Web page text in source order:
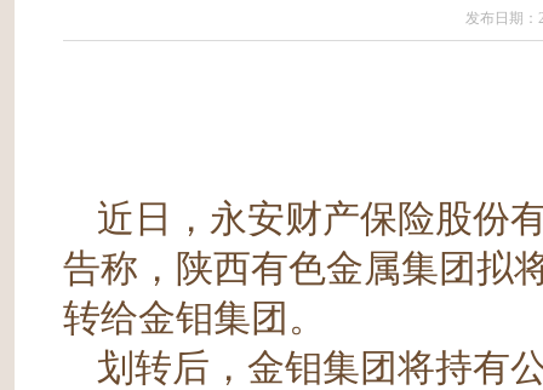
发布日期：
近日，永安财产保险股份
告称，陕西有色金属集团拟
转给金钼集团。
划转后，金钼集团将持有